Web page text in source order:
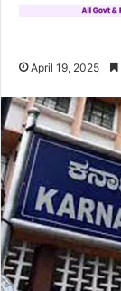
April 19, 2025